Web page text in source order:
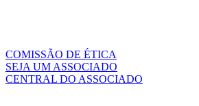
COMISSÃO DE ÉTICA
SEJA UM ASSOCIADO
CENTRAL DO ASSOCIADO